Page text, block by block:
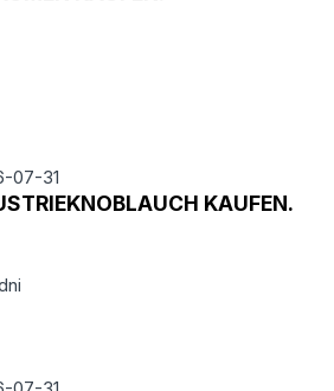
07-31
KAUFEN.